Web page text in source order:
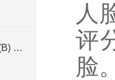
海康威视DS-2CE16C5T-IT3(B) 130万红外防水同轴摄像机
人
评
脸